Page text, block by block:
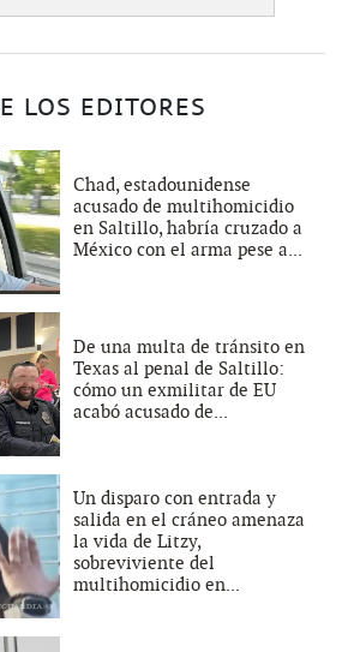
LOS EDITORES
Chad, estadounidense
acusado de multihomicidio
en Saltillo, habría cruzado a
México con el arma pese a...
De una multa de tránsito en
Texas al penal de Saltillo:
cómo un exmilitar de EU
acabó acusado de...
Un disparo con entrada y
salida en el cráneo amenaza
la vida de Litzy,
sobreviviente del
multihomicidio en...